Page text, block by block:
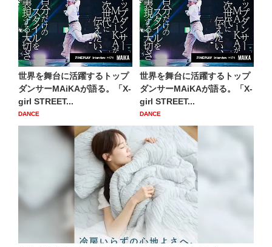
世界を舞台に活躍するトップ
ダンサーMAiKAが語る。「X-
girl STREET...
DANCE
世界を舞台に活躍するトップ
ダンサーMAiKAが語る。「X-
girl STREET...
DANCE